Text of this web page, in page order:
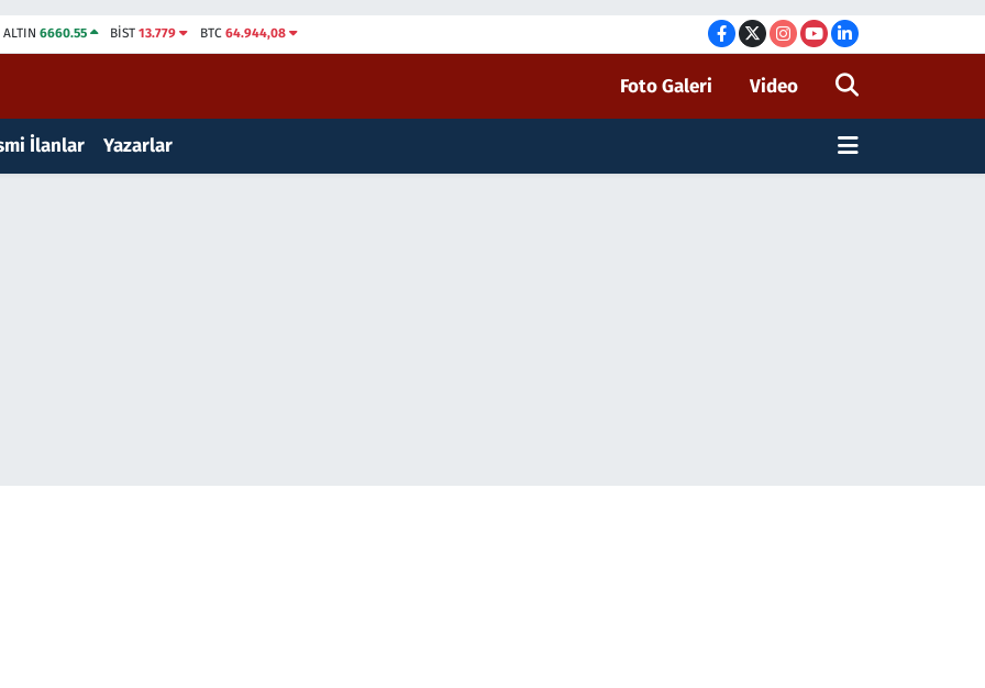
ALTIN 6660.55 BİST13.779 BTC 64.944,08
Foto Galeri Video
İlanlar Yazarlar